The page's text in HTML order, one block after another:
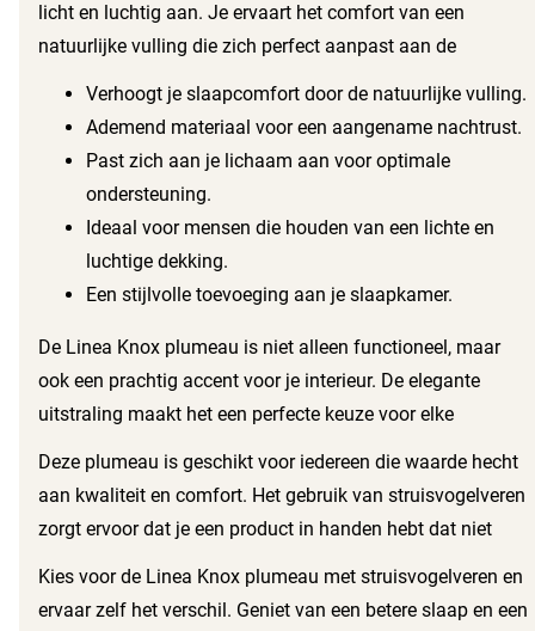
licht en luchtig aan. Je ervaart het comfort van een
natuurlijke vulling die zich perfect aanpast aan de
Verhoogt je slaapcomfort door de natuurlijke vulling.
Ademend materiaal voor een aangename nachtrust.
Past zich aan je lichaam aan voor optimale
ondersteuning.
Ideaal voor mensen die houden van een lichte en
luchtige dekking.
Een stijlvolle toevoeging aan je slaapkamer.
De Linea Knox plumeau is niet alleen functioneel, maar
ook een prachtig accent voor je interieur. De elegante
uitstraling maakt het een perfecte keuze voor elke
Deze plumeau is geschikt voor iedereen die waarde hecht
aan kwaliteit en comfort. Het gebruik van struisvogelveren
zorgt ervoor dat je een product in handen hebt dat niet
Kies voor de Linea Knox plumeau met struisvogelveren en
ervaar zelf het verschil. Geniet van een betere slaap en een